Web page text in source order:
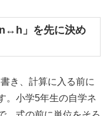
」を先に決め
き、計算に入る前に
。小学5年生の自学ネ